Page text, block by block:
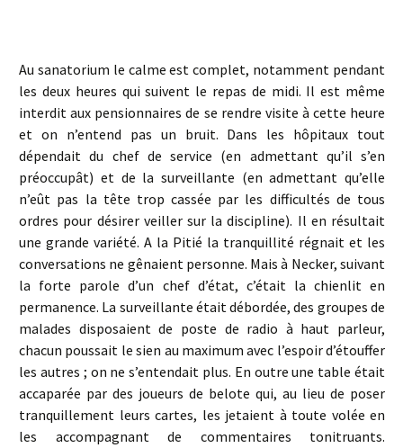
Au sanatorium le calme est complet, notamment pendant
les deux heures qui suivent le repas de midi. Il est même
interdit aux pensionnaires de se rendre visite à cette heure
et on n’entend pas un bruit. Dans les hôpitaux tout
dépendait du chef de service (en admettant qu’il s’en
préoccupât) et de la surveillante (en admettant qu’elle
n’eût pas la tête trop cassée par les difficultés de tous
ordres pour désirer veiller sur la discipline). Il en résultait
une grande variété. A la Pitié la tranquillité régnait et les
conversations ne gênaient personne. Mais à Necker, suivant
la forte parole d’un chef d’état, c’était la chienlit en
permanence. La surveillante était débordée, des groupes de
malades disposaient de poste de radio à haut parleur,
chacun poussait le sien au maximum avec l’espoir d’étouffer
les autres ; on ne s’entendait plus. En outre une table était
accaparée par des joueurs de belote qui, au lieu de poser
tranquillement leurs cartes, les jetaient à toute volée en
les accompagnant de commentaires tonitruants.